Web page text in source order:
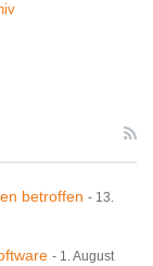
betroffen
13.
1. August